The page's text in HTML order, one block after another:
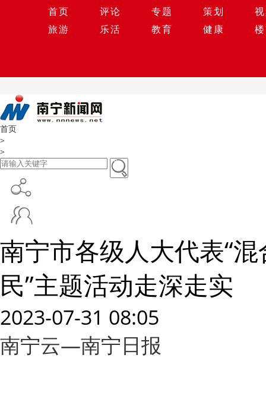
首页 评论 专题 策划
旅游
乐活 教育 健康
首页
>
>
南宁市各级人大代表“
民”主题活动走深走实
2023-07-31 08:05
南宁云—南宁日报